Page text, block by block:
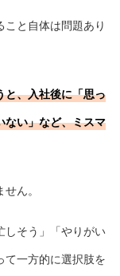
と自体は問題あり
と、入社後に「思っ
ない」など、ミスマ
ん。
しそう」「やりがい
て一方的に選択肢を